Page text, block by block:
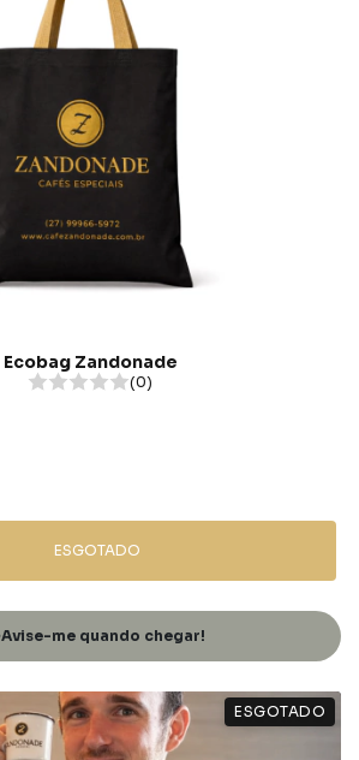
Ecobag Zandonade
(0)
ESGOTADO
Avise-me quando chegar!
ESGOTADO